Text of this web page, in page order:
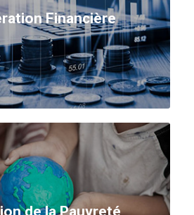
Financière